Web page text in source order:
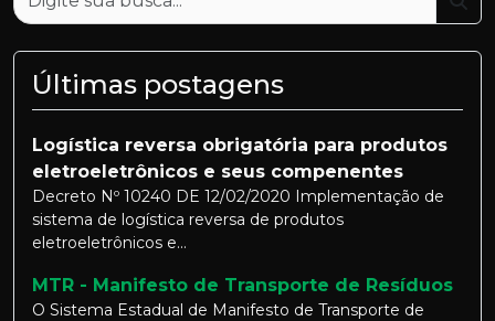
Últimas postagens
Logística reversa obrigatória para produtos
eletroeletrônicos e seus compenentes
Decreto Nº 10240 DE 12/02/2020 Implementação de
sistema de logística reversa de produtos
eletroeletrônicos e...
MTR - Manifesto de Transporte de Resíduos
O Sistema Estadual de Manifesto de Transporte de